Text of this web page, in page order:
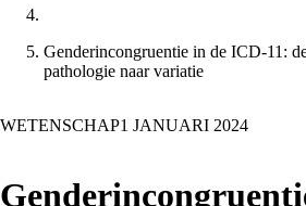
Genderincongruentie in de ICD-11:
pathologie naar variatie
WETENSCHAP1 JANUARI 2024